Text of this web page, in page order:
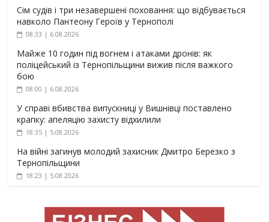
Сім судів і три незавершені поховання: що відбувається
навколо Пантеону Героїв у Тернополі
08:33 | 6.08.2026
Майже 10 годин під вогнем і атаками дронів: як
поліцейський із Тернопільщини вижив після важкого
бою
08:00 | 6.08.2026
У справі вбивства випускниці у Вишнівці поставлено
крапку: апеляцію захисту відхилили
18:35 | 5.08.2026
На війні загинув молодий захисник Дмитро Березко з
Тернопільщини
18:23 | 5.08.2026